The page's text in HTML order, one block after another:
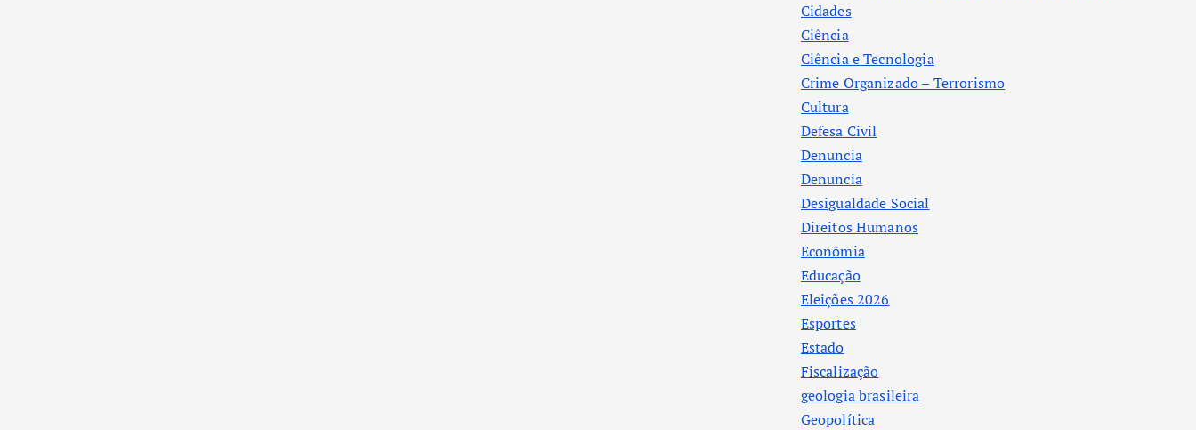
Cidades
Ciência
Ciência e Tecnologia
Crime Organizado – Terrorismo
Cultura
Defesa Civil
Denuncia
Denuncia
Desigualdade Social
Direitos Humanos
Econômia
Educação
Eleições 2026
Esportes
Estado
Fiscalização
geologia brasileira
Geopolítica